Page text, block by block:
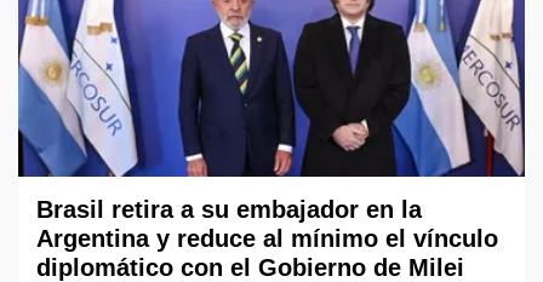
Brasil retira a su embajador en la
Argentina y reduce al mínimo el vínculo
diplomático con el Gobierno de Milei